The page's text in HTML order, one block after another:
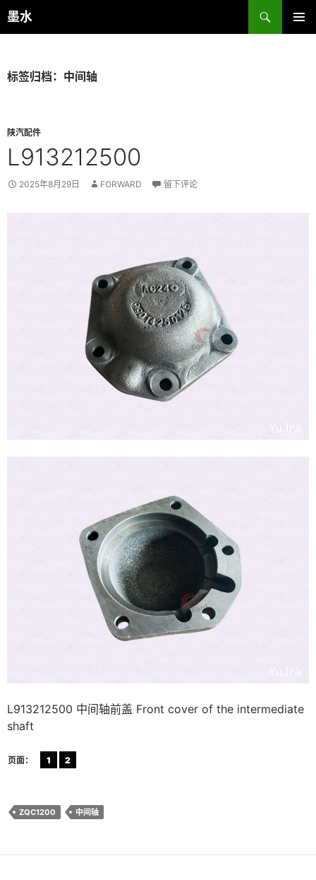
跳
至
墨水
搜
索
标签归档：中间轴
陕汽配件
L913212500
2025年8月29日 FORWARD 留下评论
L913212500 中间轴前盖 Front cover of the intermediate
shaft
页面： 1 2
ZQC1200 中间轴